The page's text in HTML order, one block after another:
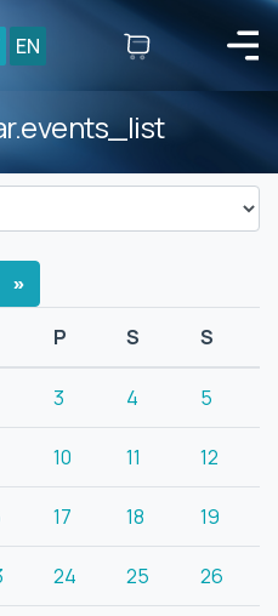
EN
»
P S S
3 4 5
10 11 12
17 18 19
24 25 26